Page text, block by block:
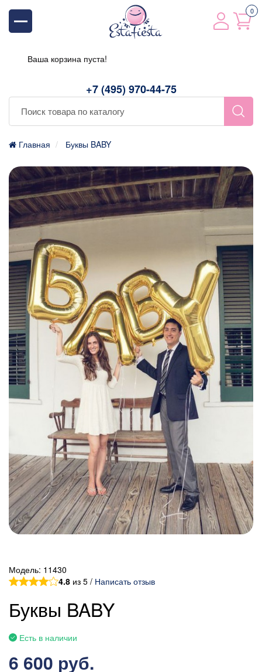
+7 (495) 970-44-75
0
Ваша корзина пуста!
Главная Буквы BABY
Модель: 11430
4.8 из 5 / Написать отзыв
Буквы BABY
Есть в наличии
6 600 руб.